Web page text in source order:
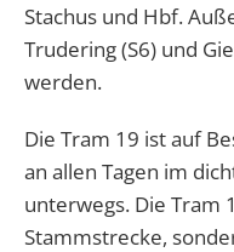
Stachus und Hbf.
Trudering (S6) und
werden.
Die Tram 19 ist auf
an allen Tagen im
unterwegs. Die Tram
Stammstrecke,